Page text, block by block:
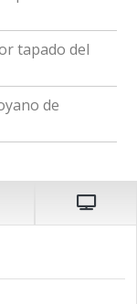
tapado del
de